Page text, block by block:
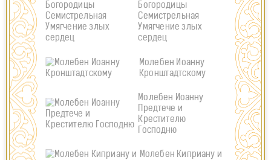
Богородицы
Семистрельная
Умягчение злых
сердец
Молебен Иоанну
Кронштадтскому
Молебен Иоанну
Предтече и
Крестителю
Господню
Молебен Киприану и